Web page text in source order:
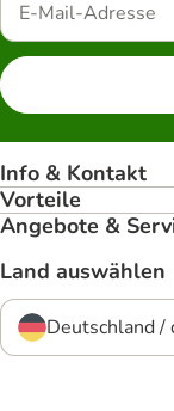
Info & Kontakt
Vorteile
Angebote &
Land auswählen
Deutschland /